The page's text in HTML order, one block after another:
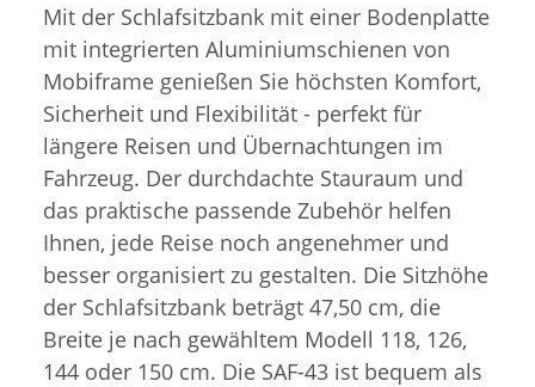
Mit der Schlafsitzbank mit einer Bodenplatte
mit integrierten Aluminiumschienen von
Mobiframe genießen Sie höchsten Komfort,
Sicherheit und Flexibilität - perfekt für
längere Reisen und Übernachtungen im
Fahrzeug. Der durchdachte Stauraum und
das praktische passende Zubehör helfen
Ihnen, jede Reise noch angenehmer und
besser organisiert zu gestalten. Die Sitzhöhe
der Schlafsitzbank beträgt 47,50 cm, die
Breite je nach gewähltem Modell 118, 126,
144 oder 150 cm. Die SAF-43 ist bequem als